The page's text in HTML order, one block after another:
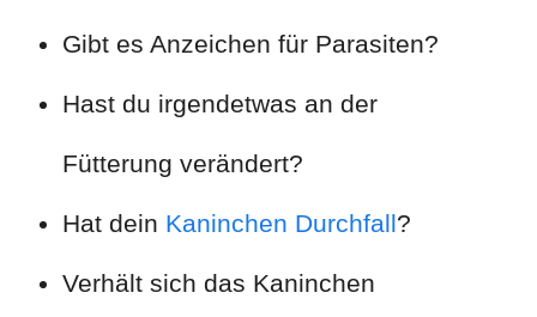
Gibt es Anzeichen für Parasiten?
Hast du irgendetwas an der
Fütterung verändert?
Hat dein Kaninchen Durchfall?
Verhält sich das Kaninchen